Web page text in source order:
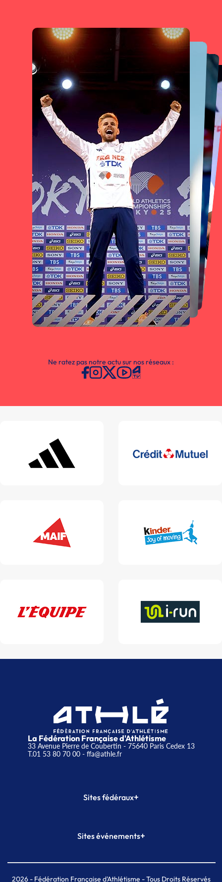
Ne ratez pas notre actu sur nos réseaux :
La Fédération Française d'Athlétisme
33 Avenue Pierre de Coubertin - 75640 Paris Cedex 13
T.01 53 80 70 00- ffa@athle.fr
Sites fédéraux+
Plateforme Formation
Sites événements+
Meeting de Paris indoor
MAIF Ekiden de Paris
2026- Fédération Française d'Athlétisme - Tous Droits Réservés